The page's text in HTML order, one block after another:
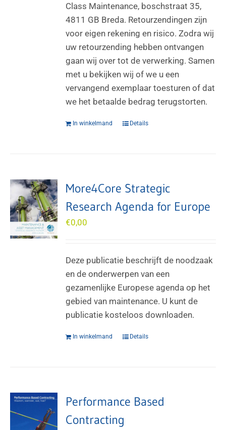
Class Maintenance, boschstraat 35,
4811 GB Breda. Retourzendingen zijn
voor eigen rekening en risico. Zodra wij
uw retourzending hebben ontvangen
gaan wij over tot de verwerking. Samen
met u bekijken wij of we u een
vervangend exemplaar toesturen of dat
we het betaalde bedrag terugstorten.
In winkelmand Details
More4Core Strategic
Research Agenda for Europe
€0,00
Deze publicatie beschrijft de noodzaak
en de onderwerpen van een
gezamenlijke Europese agenda op het
gebied van maintenance. U kunt de
publicatie kosteloos downloaden.
In winkelmand Details
Performance Based
Contracting